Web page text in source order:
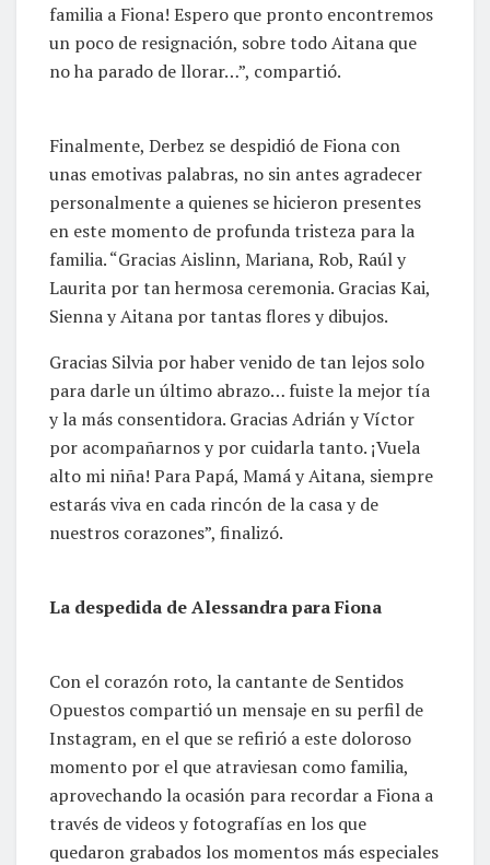
familia a Fiona! Espero que pronto encontremos
un poco de resignación, sobre todo Aitana que
no ha parado de llorar…”, compartió.
Finalmente, Derbez se despidió de Fiona con
unas emotivas palabras, no sin antes agradecer
personalmente a quienes se hicieron presentes
en este momento de profunda tristeza para la
familia. “Gracias Aislinn, Mariana, Rob, Raúl y
Laurita por tan hermosa ceremonia. Gracias Kai,
Sienna y Aitana por tantas flores y dibujos.
Gracias Silvia por haber venido de tan lejos solo
para darle un último abrazo… fuiste la mejor tía
y la más consentidora. Gracias Adrián y Víctor
por acompañarnos y por cuidarla tanto. ¡Vuela
alto mi niña! Para Papá, Mamá y Aitana, siempre
estarás viva en cada rincón de la casa y de
nuestros corazones”, finalizó.
La despedida de Alessandra para Fiona
Con el corazón roto, la cantante de Sentidos
Opuestos compartió un mensaje en su perfil de
Instagram, en el que se refirió a este doloroso
momento por el que atraviesan como familia,
aprovechando la ocasión para recordar a Fiona a
través de videos y fotografías en los que
quedaron grabados los momentos más especiales